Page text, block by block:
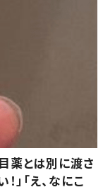
薬とは別に渡さ
「え、なにこ